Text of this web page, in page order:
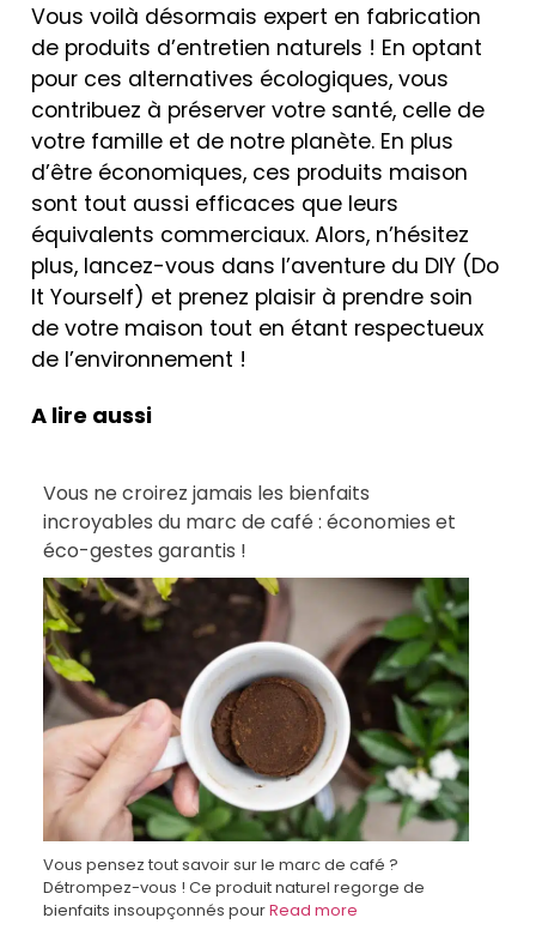
Vous voilà désormais expert en fabrication
de produits d’entretien naturels ! En optant
pour ces alternatives écologiques, vous
contribuez à préserver votre santé, celle de
votre famille et de notre planète. En plus
d’être économiques, ces produits maison
sont tout aussi efficaces que leurs
équivalents commerciaux. Alors, n’hésitez
plus, lancez-vous dans l’aventure du DIY (Do
It Yourself) et prenez plaisir à prendre soin
de votre maison tout en étant respectueux
de l’environnement !
A lire aussi
Vous ne croirez jamais les bienfaits
incroyables du marc de café : économies et
éco-gestes garantis !
Vous pensez tout savoir sur le marc de café ?
Détrompez-vous ! Ce produit naturel regorge de
bienfaits insoupçonnés pourRead more